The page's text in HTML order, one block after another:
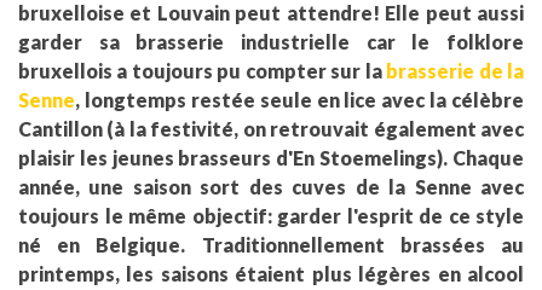
bruxelloise et Louvain peut attendre! Elle peut aussi
garder sa brasserie industrielle car le folklore
bruxellois a toujours pu compter sur la brasserie de la
Senne, longtemps restée seule en lice avec la célèbre
Cantillon (à la festivité, on retrouvait également avec
plaisir les jeunes brasseurs d'En Stoemelings). Chaque
année, une saison sort des cuves de la Senne avec
toujours le même objectif: garder l'esprit de ce style
né en Belgique. Traditionnellement brassées au
printemps, les saisons étaient plus légères en alcool